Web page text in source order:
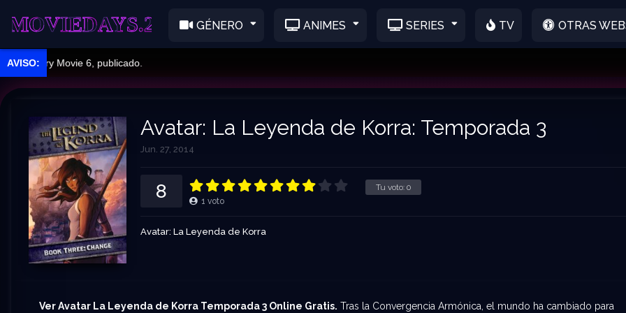
GÉNERO ANIMES SERIES TV OTRAS
➤ Scary Movie 6, publicado.
Avatar: La Leyenda de Korra: Temporada 3
Jun. 27, 2014
Tu voto: 0
8 1 voto
Avatar: La Leyenda de Korra
Ver Avatar La Leyenda de Korra Temporada 3 Online Gratis. Tras la Convergencia Armónica, el mundo ha cambiado para